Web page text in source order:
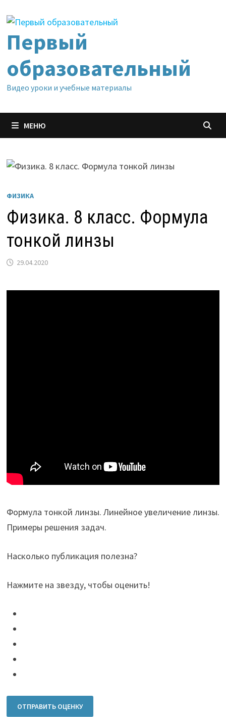
содержимому
Первый
образовательный
Видео уроки и учебные материалы
МЕНЮ
ФИЗИКА
Физика. 8 класс. Формула
тонкой линзы
29.04.2020
Формула тонкой линзы. Линейное увеличение линзы.
Примеры решения задач.
Насколько публикация полезна?
Нажмите на звезду, чтобы оценить!
ОТПРАВИТЬ ОЦЕНКУ